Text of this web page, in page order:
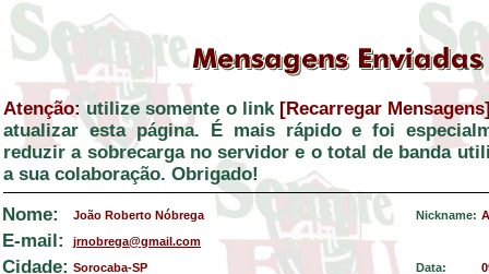
Atenção: utilize somente o link [Recarregar
atualizar esta página. É mais rápido e foi
reduzir a sobrecarga no servidor e o total de banda
a sua colaboração. Obrigado!
Nome:
João Roberto Nóbrega Nickname:
E-mail: jrnobrega@gmail.com
Cidade: Sorocaba-SP Data: